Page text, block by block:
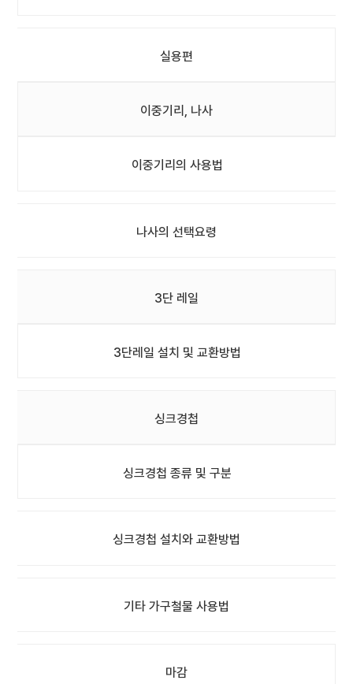
실용편
이중기리, 나사
이중기리의 사용법
나사의 선택요령
3단 레일
3단레일 설치 및 교환방법
싱크경첩
싱크경첩 종류 및 구분
싱크경첩 설치와 교환방법
기타 가구철물 사용법
마감